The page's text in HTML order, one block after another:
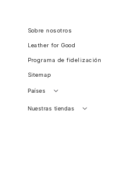
Sobre nosotros
Leather for Good
Programa de fidelización
Sitemap
Países
Perú
Nuestras tiendas